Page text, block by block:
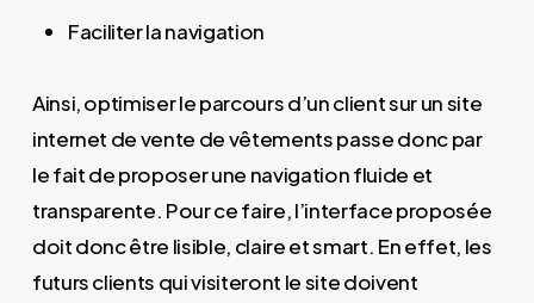
Faciliter la navigation
Ainsi, optimiser le parcours d’un client sur un site
internet de vente de vêtements passe donc par
le fait de proposer une navigation fluide et
transparente. Pour ce faire, l’interface proposée
doit donc être lisible, claire et smart. En effet, les
futurs clients qui visiteront le site doivent